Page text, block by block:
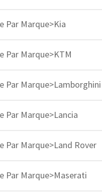
Par Marque>Kia
Par Marque>KTM
Par Marque>Lamborghini
Par Marque>Lancia
Par Marque>Land Rover
Par Marque>Maserati